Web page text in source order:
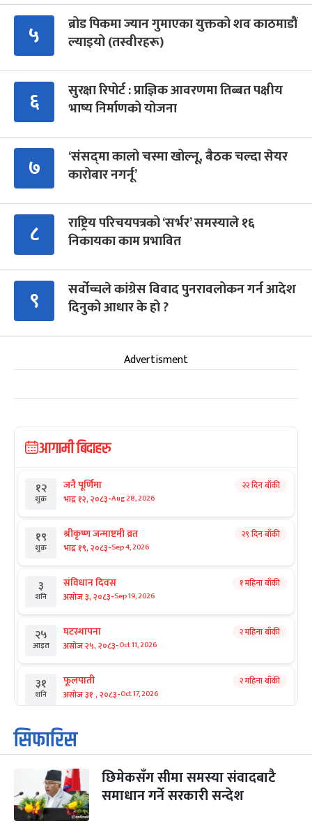
५
ब्रोड पिकमा ज्यान गुमाएका युक्तको शव काठमाडौं
ल्याइयो (तस्वीरहरू)
६
सुरक्षा रिपोर्ट : प्राज्ञिक आवरणमा तिब्बत पक्षीय
भाष्य निर्माणको योजना
७
‘संसद्‍मा कालो चस्मा खोल्नू, बैठक चल्दा सेयर
कारोबार नगर्नू’
८
राष्ट्रिय परिचयपत्रको ‘सर्भर’ समस्याले १६
निकायका काम प्रभावित
९
सर्वोच्चले कांग्रेस विवाद पुनरावलोकन गर्न आदेश
दिनुको आधार के हो ?
Advertisment
आगामी बिदाहरु
१२
शुक्र
जनै पूर्णिमा
भाद्र १२, २०८३-Aug 28, 2026
२२ दिन बाँकी
१९
शुक्र
श्रीकृष्ण जन्माष्टमी व्रत
भाद्र १९, २०८३-Sep 4, 2026
२९ दिन बाँकी
३
शनि
संविधान दिवस
असोज ३, २०८३-Sep 19, 2026
१ महिना बाँकी
२५
आइत
घटस्थापना
असोज २५, २०८३-Oct 11, 2026
२ महिना बाँकी
३१
शनि
फूलपाती
असोज ३१ , २०८३-Oct 17, 2026
२ महिना बाँकी
१
आइत
कार्तिक सङ्क्रान्ति
कार्तिक १, २०८३
३
मंगल
महानवमी
कार्तिक ३, २०८३-Oct 20, 2026
२ महिना बाँकी
सिफारिस
छिमेकसँग सीमा समस्या संवादबाटै
समाधान गर्ने सरकारी सन्देश